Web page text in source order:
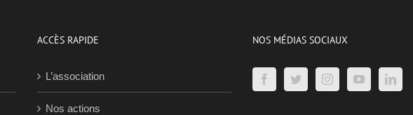
ACCÈS RAPIDE
L’association
Nos actions
NOS MÉDIAS SOCIAUX